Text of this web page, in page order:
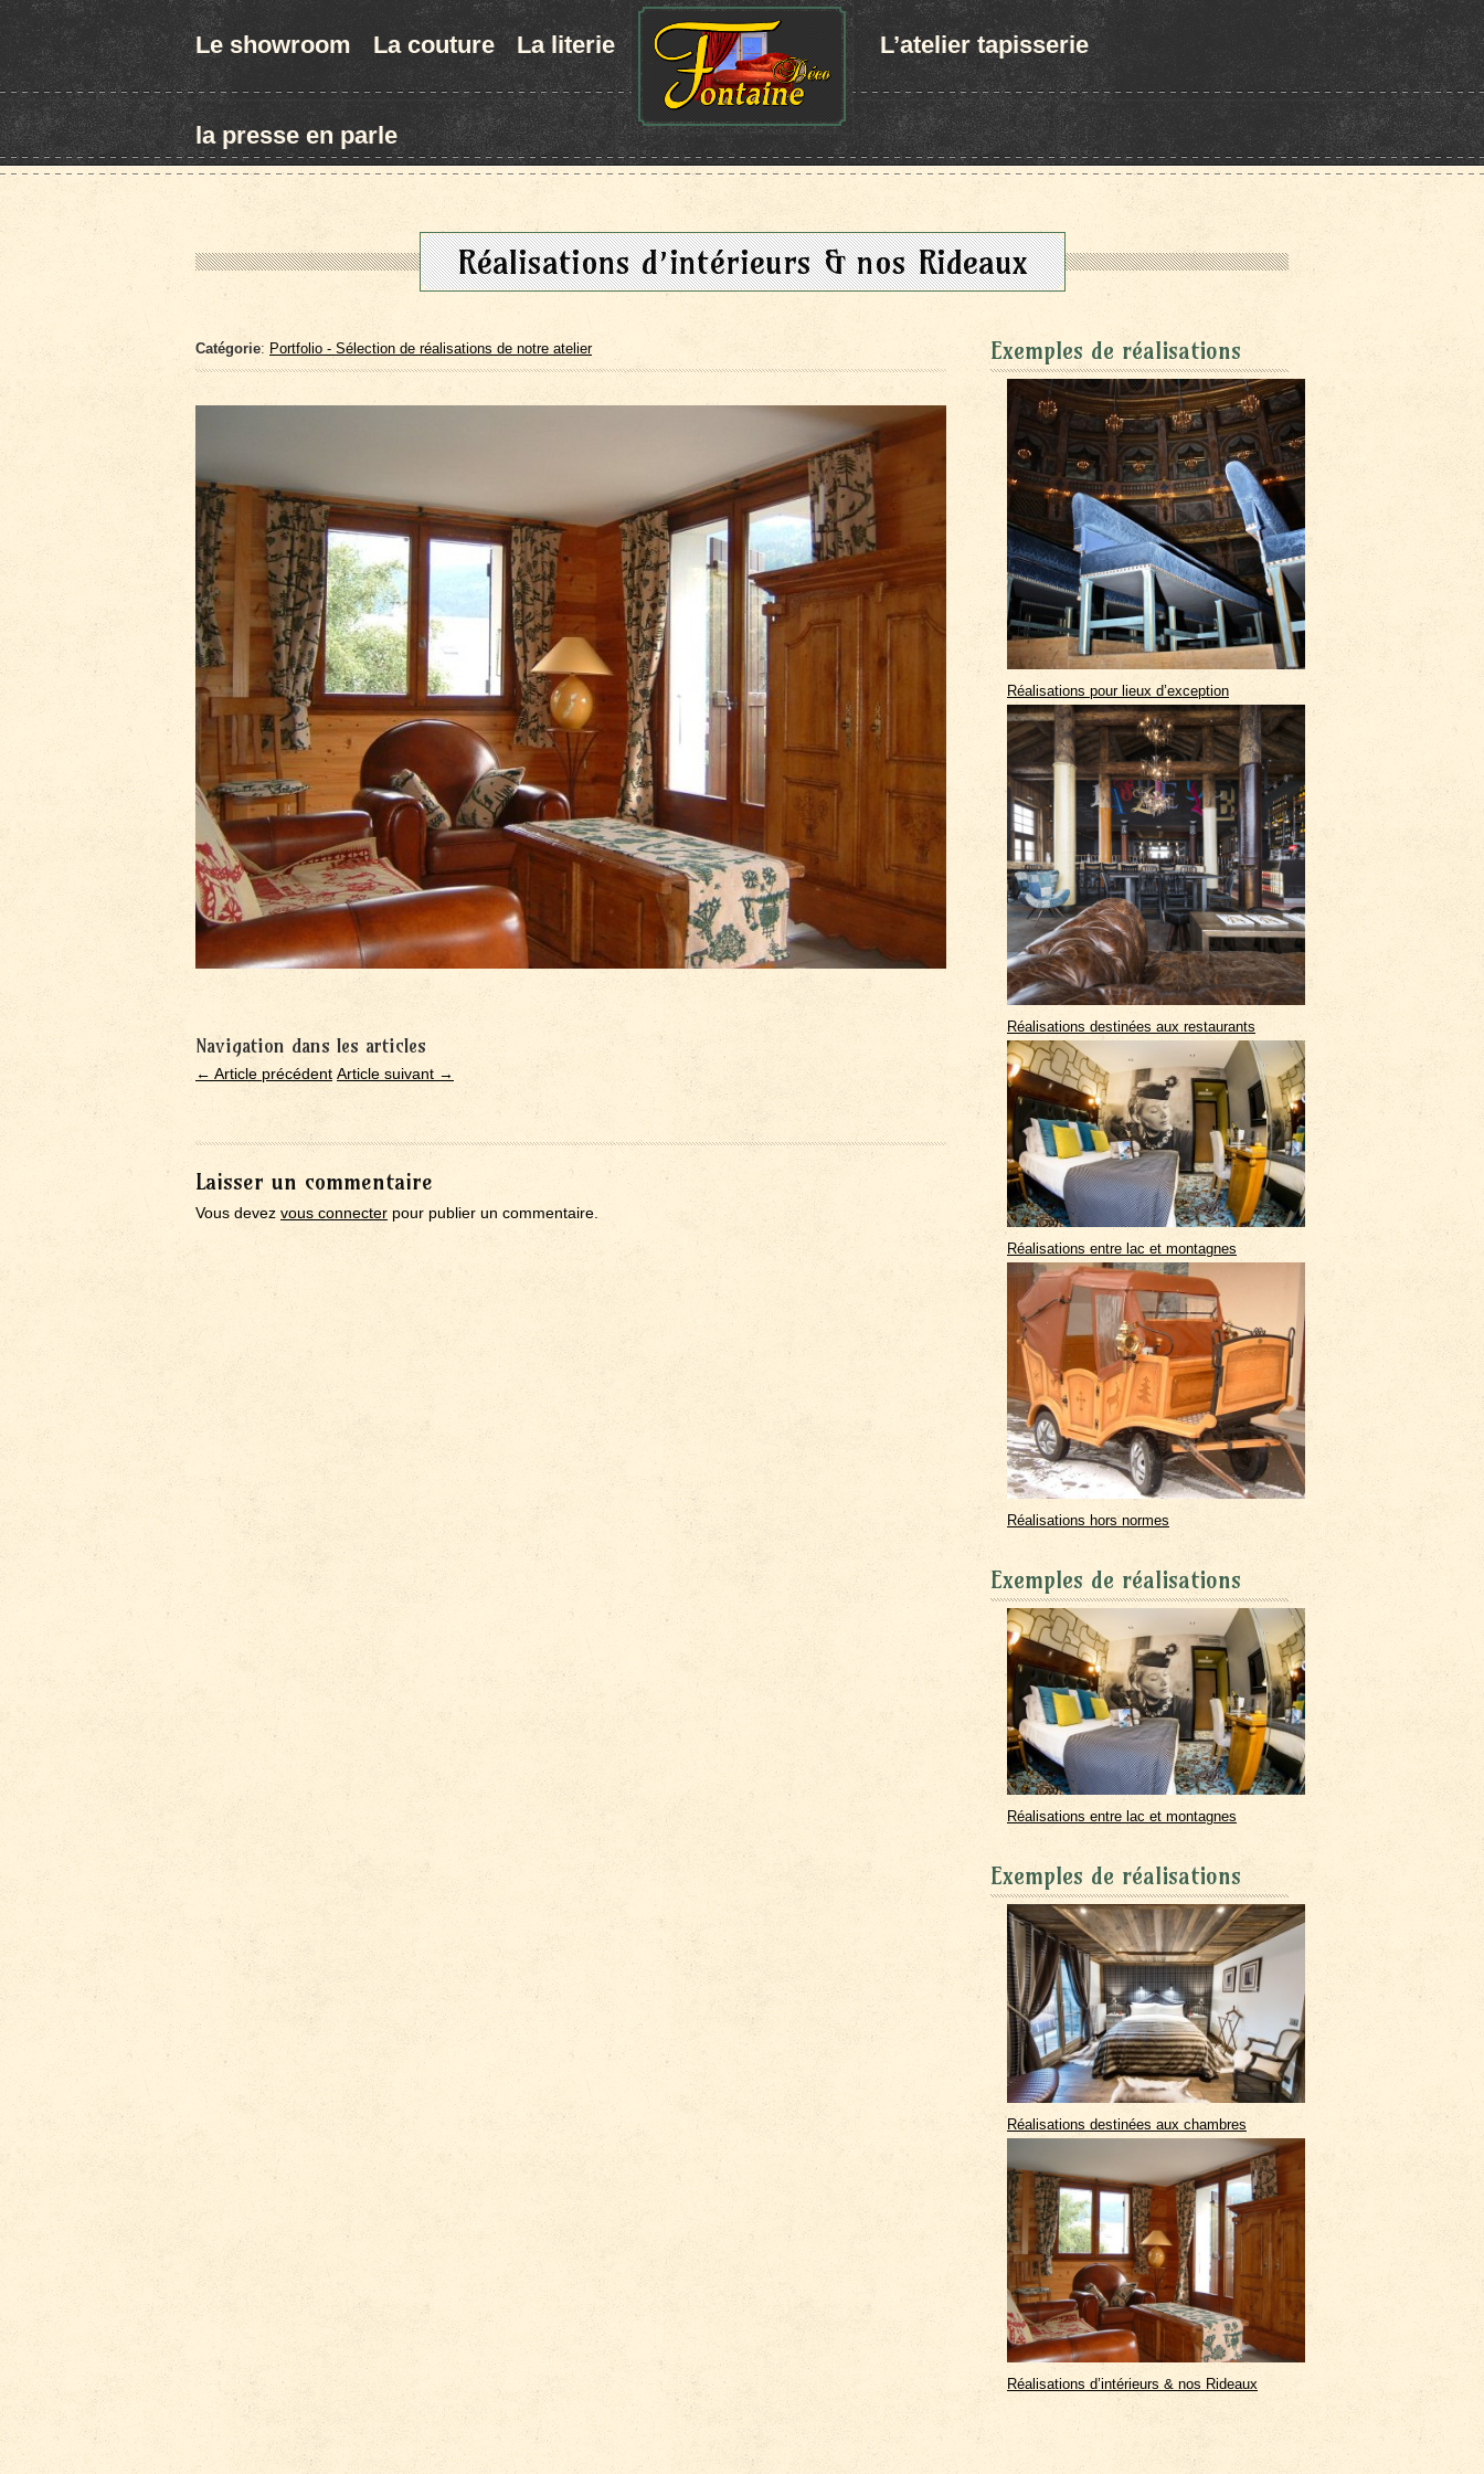
Le showroom La couture La literie L’atelier tapisserie
la presse en parle
Réalisations d’intérieurs & nos Rideaux
Catégorie: Portfolio - Sélection de réalisations de notre atelier
Navigation dans les articles
← Article précédent Article suivant →
Laisser un commentaire
Vous devez vous connecter pour publier un commentaire.
Exemples de réalisations
Réalisations pour lieux d’exception
Réalisations destinées aux restaurants
Réalisations entre lac et montagnes
Réalisations hors normes
Exemples de réalisations
Réalisations entre lac et montagnes
Exemples de réalisations
Réalisations destinées aux chambres
Réalisations d’intérieurs & nos Rideaux